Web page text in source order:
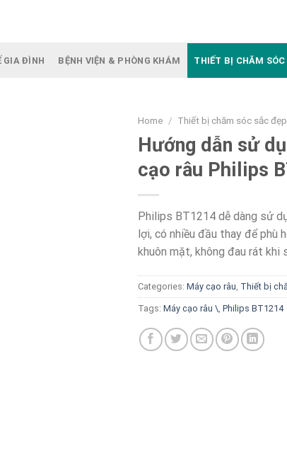
GIA ĐÌNH BỆNH VIỆN & PHÒNG KHÁM THIẾT BỊ CHĂM SÓC
Home / Thiết bị chăm sóc sắc đẹp
Hướng dẫn sử
cạo râu Philips
Philips BT1214 dễ dàng sử
lợi, có nhiều đầu thay để phù
khuôn mặt, không đau rát khi
Categories: Máy cạo râu Thiết bị
Tags: Máy cạo râu \ Philips BT1214